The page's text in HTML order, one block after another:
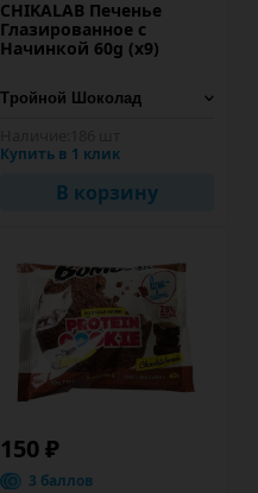
CHIKALAB Печенье
Глазированное с
Начинкой 60g (х9)
Купить в 1 клик
В корзину
150 ₽
3 баллов